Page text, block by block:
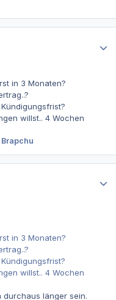
in 3 Monaten?
willst.. 4 Wochen
in 3 Monaten?
willst.. 4 Wochen
durchaus länger sein.